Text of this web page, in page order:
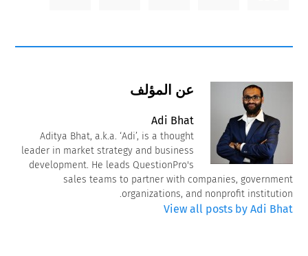
عن المؤلف
Adi Bhat
Aditya Bhat, a.k.a. ‘Adi’, is a thought
leader in market strategy and business
development. He leads QuestionPro's
sales teams to partner with companies, government
organizations, and nonprofit institution.
View all posts by Adi Bhat